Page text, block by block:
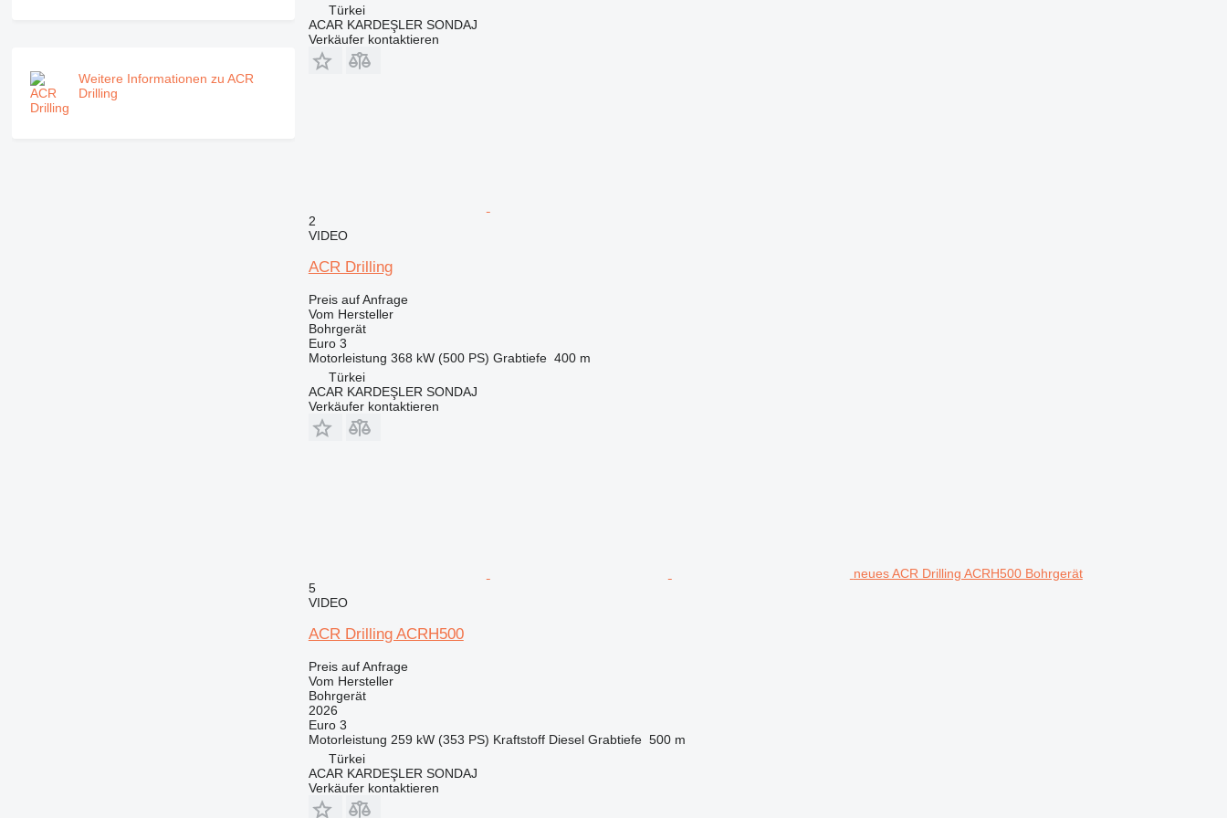
Weitere Informationen zu ACR
Drilling
Türkei
ACAR KARDEŞLER SONDAJ
Verkäufer kontaktieren
2
VIDEO
ACR Drilling
Preis auf Anfrage
Vom Hersteller
Bohrgerät
Euro 3
Motorleistung 368 kW (500 PS) Grabtiefe 400 m
Türkei
ACAR KARDEŞLER SONDAJ
Verkäufer kontaktieren
neues ACR Drilling ACRH500 Bohrgerät
5
VIDEO
ACR Drilling ACRH500
Preis auf Anfrage
Vom Hersteller
Bohrgerät
2026
Euro 3
Motorleistung 259 kW (353 PS) Kraftstoff Diesel Grabtiefe 500 m
Türkei
ACAR KARDEŞLER SONDAJ
Verkäufer kontaktieren